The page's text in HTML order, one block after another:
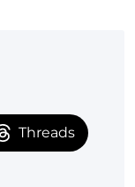
Threads